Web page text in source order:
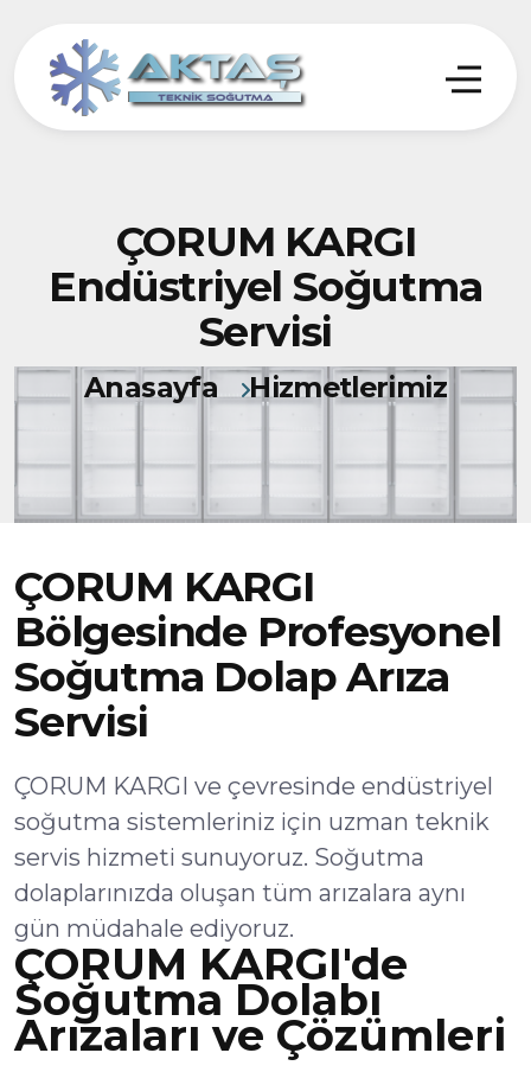
ÇORUM KARGI
Endüstriyel Soğutma
Servisi
Anasayfa Hizmetlerimiz
ÇORUM KARGI
Bölgesinde Profesyonel
Soğutma Dolap Arıza
Servisi
ÇORUM KARGI ve çevresinde endüstriyel
soğutma sistemleriniz için uzman teknik
servis hizmeti sunuyoruz. Soğutma
dolaplarınızda oluşan tüm arızalara aynı
gün müdahale ediyoruz.
ÇORUM KARGI'de
Soğutma Dolabı
Arızaları ve Çözümleri